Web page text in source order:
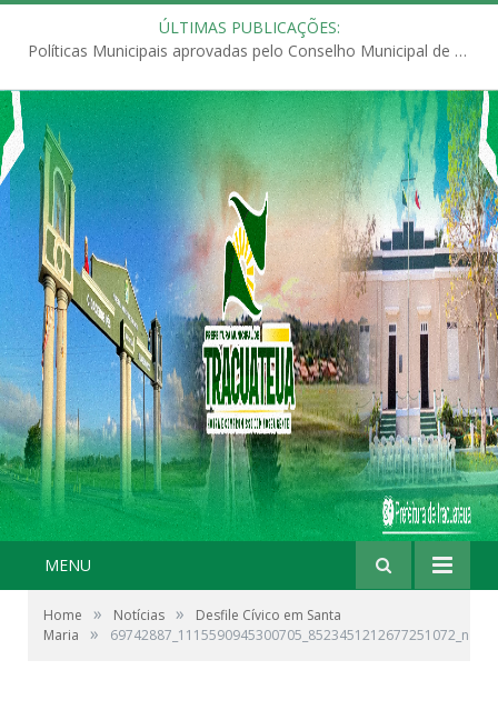
ÚLTIMAS PUBLICAÇÕES:
Políticas Municipais aprovadas pelo Conselho Municipal de Educação (CME)
MENU
Home » Notícias »
Desfile Cívico em Santa
Maria
» 69742887_1115590945300705_8523451212677251072_n